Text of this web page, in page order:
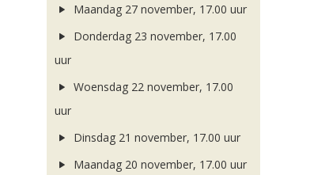
Maandag 27 november, 17.00 uur
Donderdag 23 november, 17.00
uur
Woensdag 22 november, 17.00
uur
Dinsdag 21 november, 17.00 uur
Maandag 20 november, 17.00 uur